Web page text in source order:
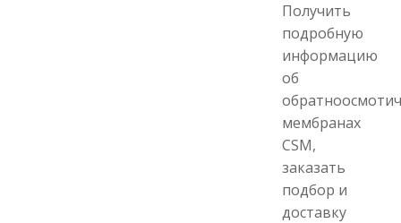
Рабочее
Максимальная
рабочая
температура
Рабочий
Интервал pH для
промывки
Получить
подробную
информацию
об
мембранах
CSM,
заказать
подбор и
доставку